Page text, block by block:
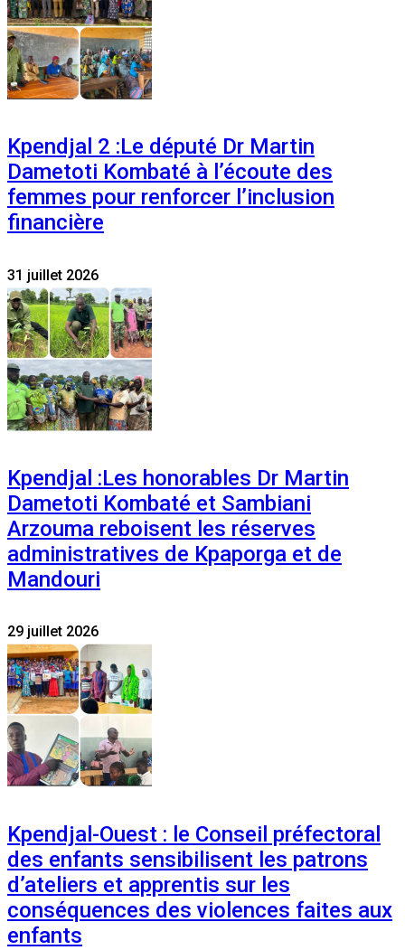
Kpendjal 2 :Le député Dr Martin
Dametoti Kombaté à l’écoute des
femmes pour renforcer l’inclusion
financière
31 juillet 2026
Kpendjal :Les honorables Dr Martin
Dametoti Kombaté et Sambiani
Arzouma reboisent les réserves
administratives de Kpaporga et de
Mandouri
29 juillet 2026
Kpendjal-Ouest : le Conseil préfectoral
des enfants sensibilisent les patrons
d’ateliers et apprentis sur les
conséquences des violences faites aux
enfants